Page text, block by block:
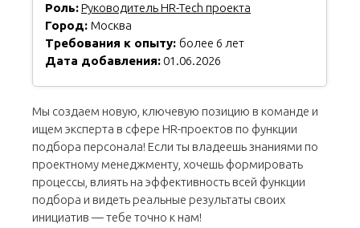
Роль:Руководитель HR-Tech проекта
Город: Москва
Требования к опыту: более 6 лет
Дата добавления: 01.06.2026
Мы создаем новую, ключевую позицию в команде и
ищем эксперта в сфере HR-проектов по функции
подбора персонала! Если ты владеешь знаниями по
проектному менеджменту, хочешь формировать
процессы, влиять на эффективность всей функции
подбора и видеть реальные результаты своих
инициатив — тебе точно к нам!